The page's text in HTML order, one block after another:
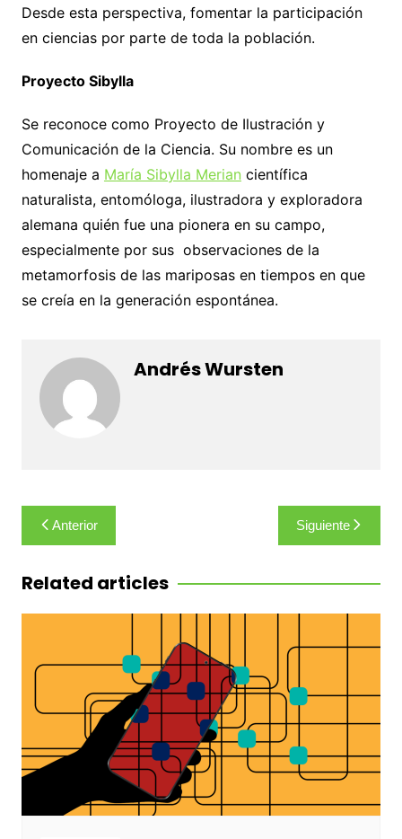
Desde esta perspectiva, fomentar la participación
en ciencias por parte de toda la población.
Proyecto Sibylla
Se reconoce como Proyecto de Ilustración y
Comunicación de la Ciencia. Su nombre es un
homenaje a María Sibylla Merian científica
naturalista, entomóloga, ilustradora y exploradora
alemana quién fue una pionera en su campo,
especialmente por sus observaciones de la
metamorfosis de las mariposas en tiempos en que
se creía en la generación espontánea.
Andrés Wursten
Navegación
de
entradas
Anterior Siguiente
Related articles